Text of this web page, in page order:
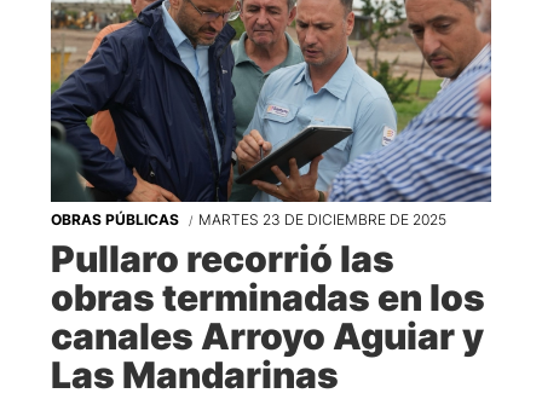
OBRAS PÚBLICAS MARTES 23 DE DICIEMBRE DE 2025
Pullaro recorrió las
obras terminadas en los
canales Arroyo Aguiar y
Las Mandarinas